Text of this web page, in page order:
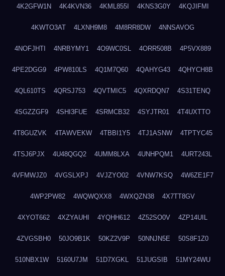
4K2GFW1N 4K4KVN36 4KML855I 4KNS3G0Y 4KQJIFMI
4KWTO3AT 4LXNH9M8 4M8RR8DW 4NNSAVOG
4NOFJHTI 4NRBYMY1 4O9WC0SL 4ORR508B 4P5VX889
4PE2DGG9 4PW810LS 4Q1M7Q60 4QAHYG43 4QHYCH8B
4QL610TS 4QRSJ753 4QVTMIC5 4QXRDQN7 4S31TENQ
4SGZZGF9 4SHI3FUE 4SRMCB32 4SYJTR01 4T4UXTTO
4T8GUZVK 4TAWVEKW 4TBBI1Y5 4TJ1ASNW 4TPTYC45
4TSJ6PJX 4U48QGQ2 4UMM8LXA 4UNHPQM1 4URT243L
4VFMWJZ0 4VGSLXPJ 4VJZYO02 4VNW7KSQ 4W6ZE1F7
4WP2PW82 4WQWQXX8 4WXQZN38 4X7TT8GV
4XYOT662 4XZYAUHI 4YQHH612 4Z52SO0V 4ZP14UIL
4ZVGSBH0 50JO9B1K 50KZ2V9P 50NNJN5E 50S8F1Z0
510NBX1W 5160U7JM 51D7XGKL 51JUGSIB 51MY24WU